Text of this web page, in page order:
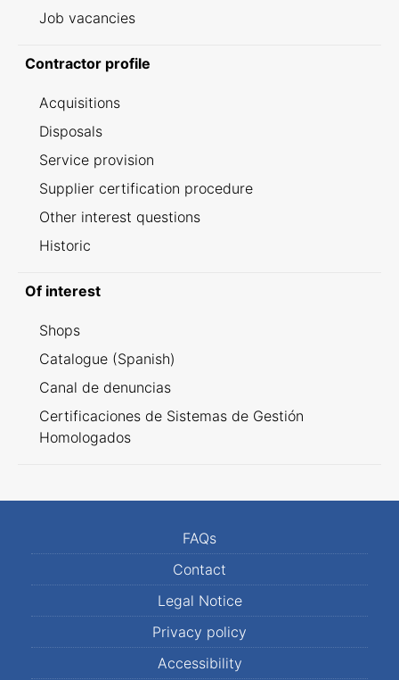
Job vacancies
Contractor profile
Acquisitions
Disposals
Service provision
Supplier certification procedure
Other interest questions
Historic
Of interest
Shops
Catalogue (Spanish)
Canal de denuncias
Certificaciones de Sistemas de Gestión
Homologados
FAQs
Contact
Legal Notice
Privacy policy
Accessibility